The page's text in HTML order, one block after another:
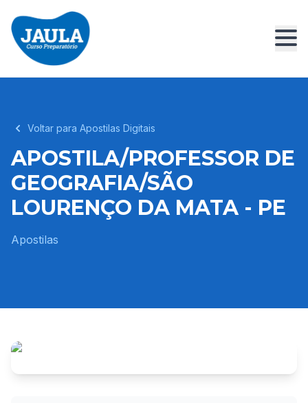
Voltar para Apostilas Digitais
APOSTILA/PROFESSOR DE
GEOGRAFIA/SÃO
LOURENÇO DA MATA - PE
Apostilas